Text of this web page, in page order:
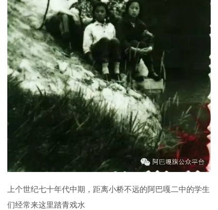
上个世纪七十年代中期，距离小桥不远的阿巴嘎二中的学生
们经常来这里踏青戏水